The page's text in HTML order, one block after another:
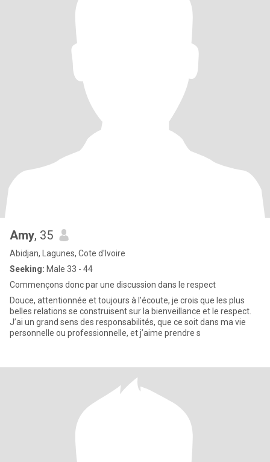
Amy, 35
Abidjan, Lagunes, Cote d'Ivoire
Seeking: Male 33 - 44
Commençons donc par une discussion dans le respect
Douce, attentionnée et toujours à l’écoute, je crois que les plus
belles relations se construisent sur la bienveillance et le respect.
J’ai un grand sens des responsabilités, que ce soit dans ma vie
personnelle ou professionnelle, et j’aime prendre s